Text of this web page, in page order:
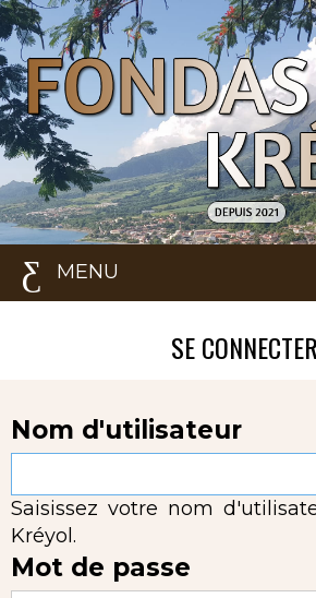
MENU
SE CONNECTER
Nom d'utilisateur
Saisissez votre nom
Kréyol.
Mot de passe